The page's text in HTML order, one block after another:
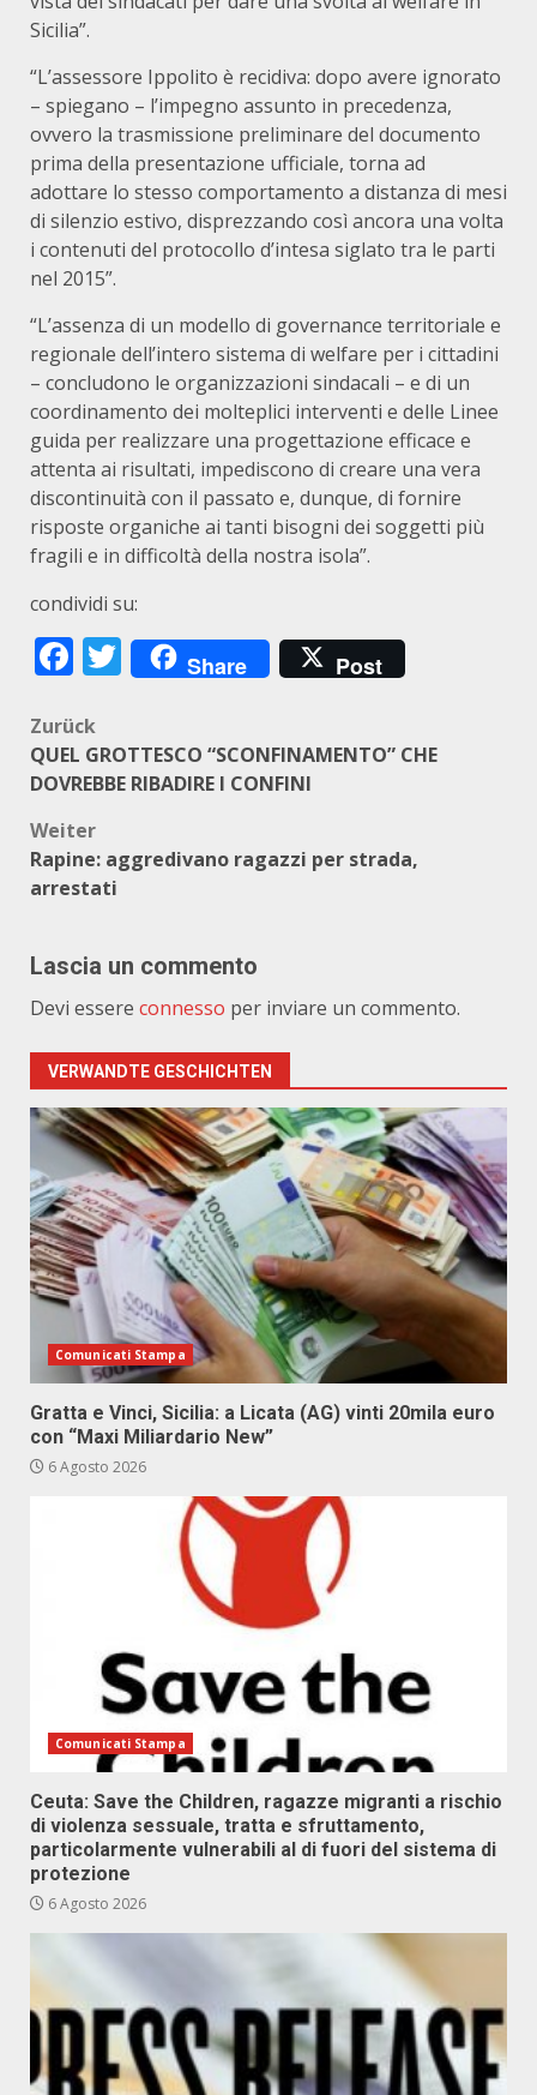
Sicilia”.
“L’assessore Ippolito è recidiva: dopo avere ignorato
– spiegano – l’impegno assunto in precedenza,
ovvero la trasmissione preliminare del documento
prima della presentazione ufficiale, torna ad
adottare lo stesso comportamento a distanza di mesi
di silenzio estivo, disprezzando così ancora una volta
i contenuti del protocollo d’intesa siglato tra le parti
nel 2015”.
“L’assenza di un modello di governance territoriale e
regionale dell’intero sistema di welfare per i cittadini
– concludono le organizzazioni sindacali – e di un
coordinamento dei molteplici interventi e delle Linee
guida per realizzare una progettazione efficace e
attenta ai risultati, impediscono di creare una vera
discontinuità con il passato e, dunque, di fornire
risposte organiche ai tanti bisogni dei soggetti più
fragili e in difficoltà della nostra isola”.
condividi su:
Facebook
Twitter
Share Post
Beitragsnavigation
Zurück
QUEL GROTTESCO “SCONFINAMENTO” CHE
DOVREBBE RIBADIRE I CONFINI
Weiter
Rapine: aggredivano ragazzi per strada,
arrestati
Lascia un commento
Devi essere connesso per inviare un commento.
VERWANDTE GESCHICHTEN
Comunicati Stampa
Gratta e Vinci, Sicilia: a Licata (AG) vinti 20mila euro
con “Maxi Miliardario New”
6 Agosto 2026
Comunicati Stampa
Ceuta: Save the Children, ragazze migranti a rischio
di violenza sessuale, tratta e sfruttamento,
particolarmente vulnerabili al di fuori del sistema di
protezione
6 Agosto 2026